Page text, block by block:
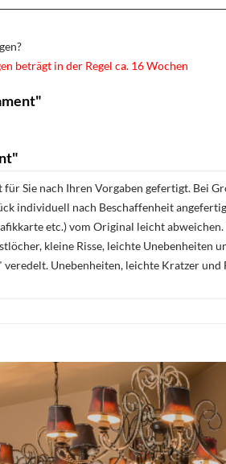
beträgt in der Regel ca. 16 Wochen
Sie nach Ihren Vorgaben gefertigt. Bei
individuell nach Beschaffenheit
etc.) vom Original leicht
kleine Risse, leichte
Unebenheiten, leichte Kratzer